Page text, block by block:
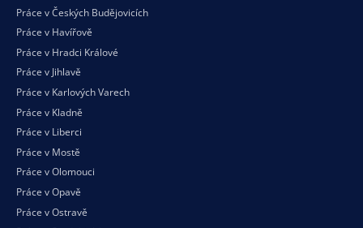
Práce v Českých Budějovicích
Práce v Havířově
Práce v Hradci Králové
Práce v Jihlavě
Práce v Karlových Varech
Práce v Kladně
Práce v Liberci
Práce v Mostě
Práce v Olomouci
Práce v Opavě
Práce v Ostravě